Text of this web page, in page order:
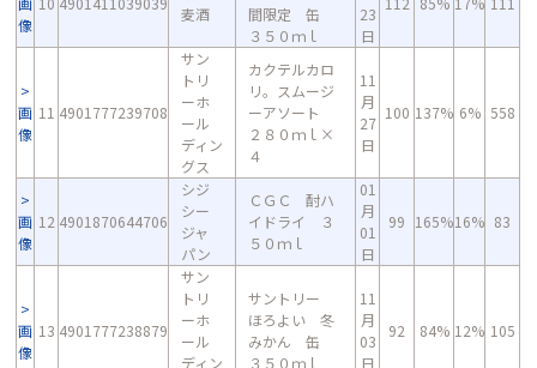
像
麦酒
間限定 缶
３５０ｍｌ
23
日
画
像
11 4901777239708
サン
トリ
ーホ
ール
ディン
グス
カクテルカロ
リ。スムージ
ーアソート
２８０ｍｌ×
４
11
月
27
日
100 137% 6% 558
画
像
12 4901870644706
シジ
シー
ジャ
パン
ＣＧＣ 酎ハ
イドライ ３
５０ｍｌ
01
月
01
日
99 165%16% 83
画
像
13 4901777238879
サン
トリ
ーホ
ール
ディン
サントリー
ほろよい 冬
みかん 缶
３５０ｍｌ
11
月
03
日
92 84% 12% 105